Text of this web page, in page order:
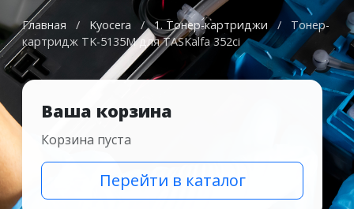
Главная / Kyocera / 1. Тонер-картриджи /
Тонер-
картридж TK-5135M для TASKalfa 352ci
Ваша корзина
Корзина пуста
Перейти в каталог